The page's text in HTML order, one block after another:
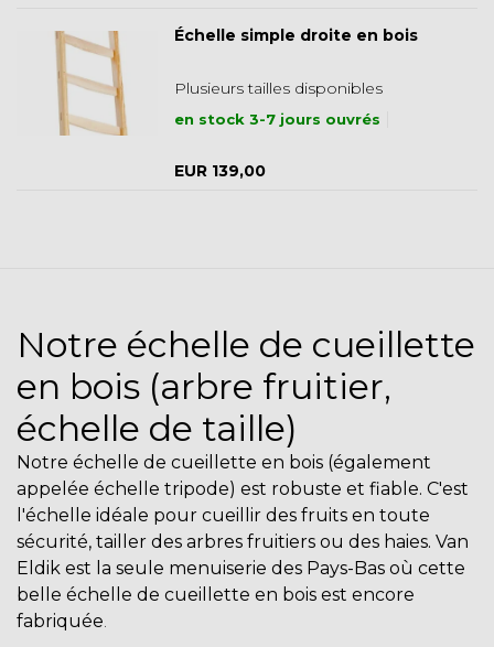
Échelle simple droite en bois
Plusieurs tailles disponibles
en stock 3-7 jours ouvrés
EUR 139,00
Notre échelle de cueillette
en bois (arbre fruitier,
échelle de taille)
Notre échelle de cueillette en bois (également
appelée échelle tripode) est robuste et fiable. C'est
l'échelle idéale pour cueillir des fruits en toute
sécurité, tailler des arbres fruitiers ou des haies. Van
Eldik est la seule menuiserie des Pays-Bas où cette
belle échelle de cueillette en bois est encore
fabriquée.